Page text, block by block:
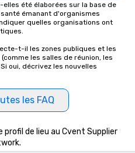
été élaborées sur la base de
émanant d'organismes
quelles organisations ont
t-il les zones publiques et les
les salles de réunion, les
oui, décrivez les nouvelles
les FAQ
profil de lieu au Cvent Supplier